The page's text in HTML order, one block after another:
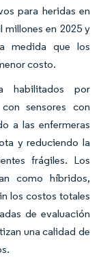
para heridas en
millones en 2025 y
medida que los
costo.
habilitados por
sensores con
a las enfermeras
y reduciendo la
frágiles. Los
como híbridos,
los costos totales
de evaluación
una calidad de